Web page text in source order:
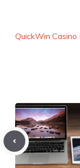
QuickWin Casino